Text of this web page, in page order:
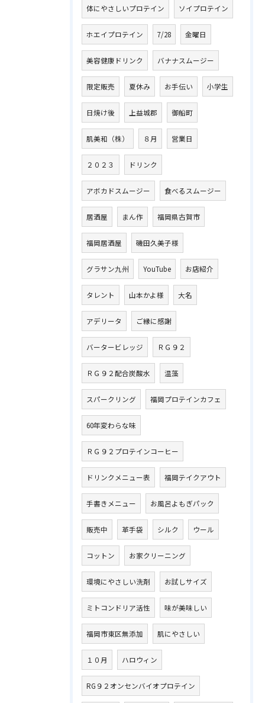
体にやさしいプロテイン ソイプロテイン
ホエイプロテイン 7/28 金曜日
美容健康ドリンク バナナスムージー
限定販売 夏休み お手伝い 小学生
日焼け後 上益城郡 御船町
肌美和（株） ８月 営業日
２０２３ ドリンク
アボカドスムージー 食べるスムージー
居酒屋 まん作 福岡県古賀市
福岡居酒屋 磯田久美子様
グラサン九州 YouTube お店紹介
タレント 山本かよ様 大名
アデリータ ご縁に感謝
バータービレッジ ＲＧ９２
ＲＧ９２配合炭酸水 温藻
スパークリング 福岡プロテインカフェ
60年変わらな味
ＲＧ９２プロテインコーヒー
ドリンクメニュー表 福岡テイクアウト
手書きメニュー お風呂よもぎパック
販売中 革手袋 シルク ウール
コットン お家クリーニング
環境にやさしい洗剤 お試しサイズ
ミトコンドリア活性 味が美味しい
福岡市東区無添加 肌にやさしい
１０月 ハロウィン
RG９２オンセンバイオプロテイン